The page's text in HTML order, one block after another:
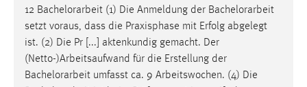
12 Bachelorarbeit (1) Die Anmeldung der Bachelorarbeit
setzt voraus, dass die Praxisphase mit Erfolg abgelegt
ist. (2) Die Pr [...] aktenkundig gemacht. Der
(Netto-)Arbeitsaufwand für die Erstellung der
Bachelorarbeit umfasst ca. 9 Arbeitswochen. (4) Die